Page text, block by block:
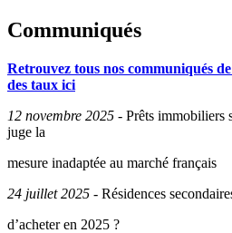
Communiqués
Retrouvez tous nos communiqués
des taux ici
12 novembre 2025 - Prêts immobiliers
juge la
mesure inadaptée au marché français
24 juillet 2025 - Résidences
d’acheter en 2025 ?